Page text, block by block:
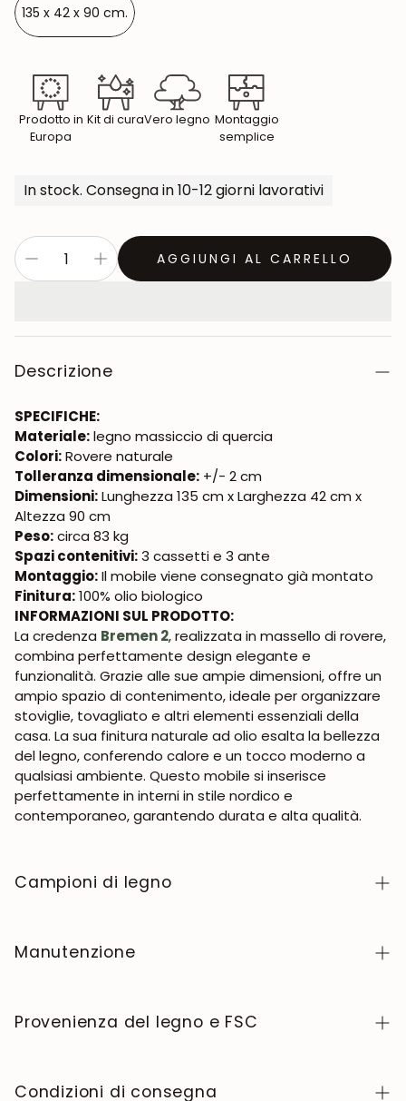
135 x 42 x 90 cm.
Prodotto in
Europa
Kit di curaVero legno Montaggio
semplice
In stock. Consegna in 10-12 giorni lavorativi
AGGIUNGI AL CARRELLO
Descrizione
SPECIFICHE:
Materiale:legno massiccio di quercia
Colori:Rovere naturale
Tolleranza dimensionale: +/- 2 cm
Dimensioni:Lunghezza 135 cm x Larghezza 42 cm x
Altezza 90 cm
Peso:circa 83 kg
Spazi contenitivi:3 cassetti e 3 ante
Montaggio:Il mobile viene consegnato già montato
Finitura:100% olio biologico
INFORMAZIONI SUL PRODOTTO:
La credenza Bremen 2, realizzata in massello di rovere,
combina perfettamente design elegante e
funzionalità. Grazie alle sue ampie dimensioni, offre un
ampio spazio di contenimento, ideale per organizzare
stoviglie, tovagliato e altri elementi essenziali della
casa. La sua finitura naturale ad olio esalta la bellezza
del legno, conferendo calore e un tocco moderno a
qualsiasi ambiente. Questo mobile si inserisce
perfettamente in interni in stile nordico e
contemporaneo, garantendo durata e alta qualità.
Campioni di legno
NordicStory, clicca
Manutenzione
apprezzato per il suo carattere autentico e la sua
bellezza che evolve nel tempo. Per mantenerlo in
asciugatela sempre dopo. Evitate prodotti abrasivi o
Provenienza del legno e FSC
elevati standard di qualità e controllo in ogni fase del
Condizioni di consegna